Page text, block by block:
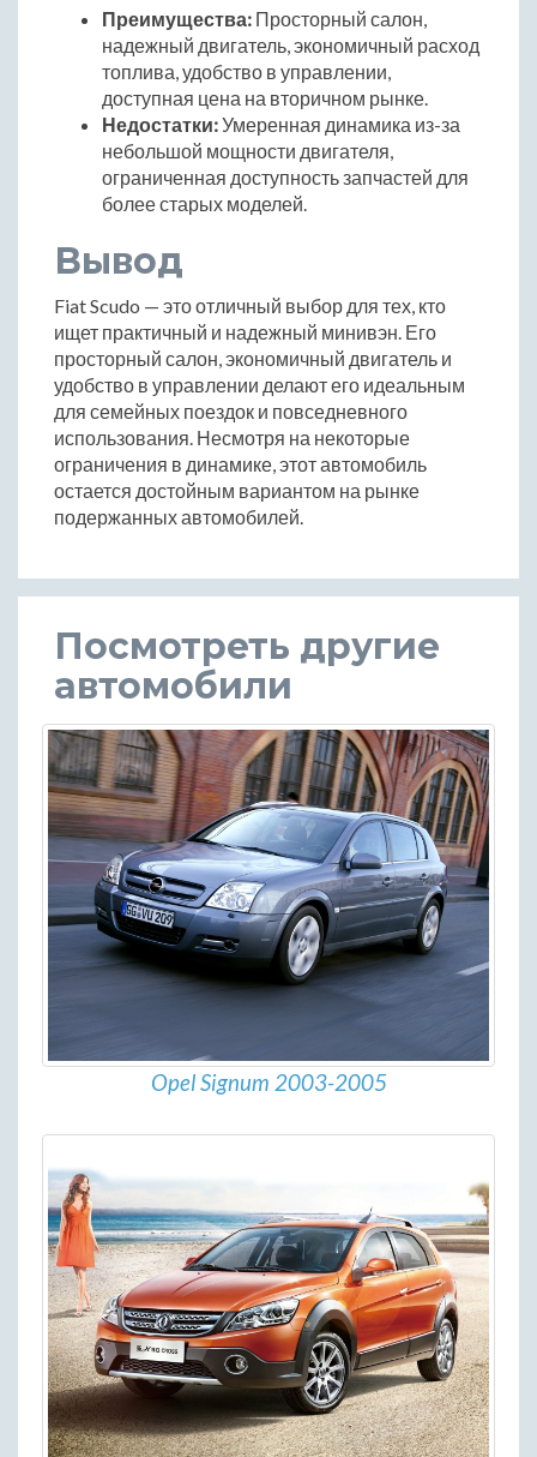
Преимущества: Просторный салон,
надежный двигатель, экономичный расход
топлива, удобство в управлении,
доступная цена на вторичном рынке.
Недостатки:Умеренная динамика из-за
небольшой мощности двигателя,
ограниченная доступность запчастей для
более старых моделей.
Вывод
Fiat Scudo — это отличный выбор для тех, кто
ищет практичный и надежный минивэн. Его
просторный салон, экономичный двигатель и
удобство в управлении делают его идеальным
для семейных поездок и повседневного
использования. Несмотря на некоторые
ограничения в динамике, этот автомобиль
остается достойным вариантом на рынке
подержанных автомобилей.
Посмотреть другие
автомобили
Opel Signum 2003-2005